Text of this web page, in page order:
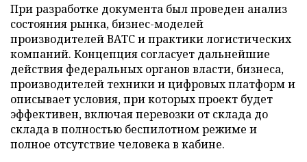
При разработке документа был проведен анализ
состояния рынка, бизнес-моделей
производителей ВАТС и практики логистических
компаний. Концепция согласует дальнейшие
действия федеральных органов власти, бизнеса,
производителей техники и цифровых платформ и
описывает условия, при которых проект будет
эффективен, включая перевозки от склада до
склада в полностью беспилотном режиме и
полное отсутствие человека в кабине.